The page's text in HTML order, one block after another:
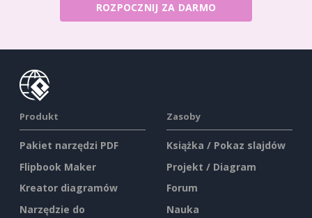
ROZPOCZNIJ ZA DARMO
Produkt
Pakiet narzędzi PDF
Flipbook Maker
Kreator diagramów
Narzędzie do
Zasoby
Książka / Pokaz slajdów
Projekt / Diagram
Forum
Nauka